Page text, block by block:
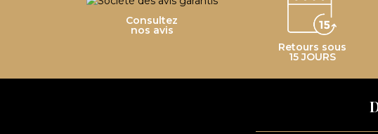
Consultez
nos avis
Retours sous
15 JOURS